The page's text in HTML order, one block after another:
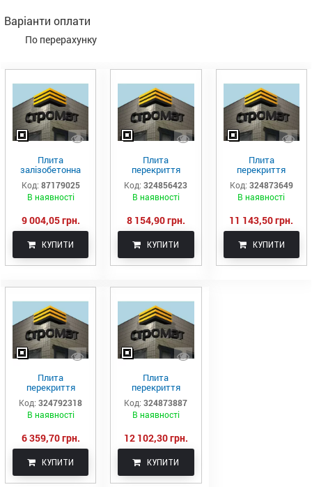
Варіанти оплати
По перерахунку
Плита
залізобетонна
багатопустотна
ПК71.12-8
Код: 87179025
В наявності
9 004,05 грн.
КУПИТИ
Плита
перекриття
пустотна ПК 65-
12-8
Код: 324856423
В наявності
8 154,90 грн.
КУПИТИ
Плита
перекриття
пустотна ПК 68-
15-8
Код: 324873649
В наявності
11 143,50 грн.
КУПИТИ
Плита
перекриття
пустотна ПК 55-
10-8
Код: 324792318
В наявності
6 359,70 грн.
КУПИТИ
Плита
перекриття
пустотна ПК 71-
15-8
Код: 324873887
В наявності
12 102,30 грн.
КУПИТИ